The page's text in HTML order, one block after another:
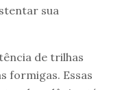
sua
de trilhas
formigas. Essas